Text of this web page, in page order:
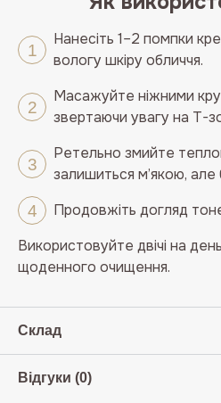
Нанесіть 1–2 помпки
вологу шкіру обличчя.
Масажуйте ніжними
звертаючи увагу на T-
Ретельно змийте
залишиться м’якою, але
Продовжіть догляд
Використовуйте двічі на
щоденного очищення.
Склад
Відгуки (0)